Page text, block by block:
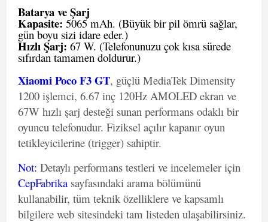
Batarya ve Şarj
Kapasite: 5065 mAh. (Büyük bir pil ömrü sağlar,
gün boyu sizi idare eder.)
Hızlı Şarj: 67 W. (Telefonunuzu çok kısa sürede
sıfırdan tamamen doldurur.)
Xiaomi Poco F3 GT, güçlü MediaTek Dimensity
1200 işlemci, 6.67 inç 120Hz AMOLED ekran ve
67W hızlı şarj desteği sunan performans odaklı bir
oyuncu telefonudur. Fiziksel açılır kapanır oyun
tetikleyicilerine (trigger) sahiptir.
Not: Detaylı performans testleri ve incelemeler için
CepFabrika sayfasındaki arama bölümünü
kullanabilir, tüm teknik özelliklere ve kapsamlı
bilgilere web sitesindeki tam listeden ulaşabilirsiniz.